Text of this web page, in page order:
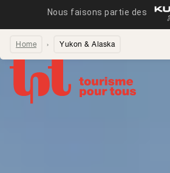
Home Yukon & Alaska